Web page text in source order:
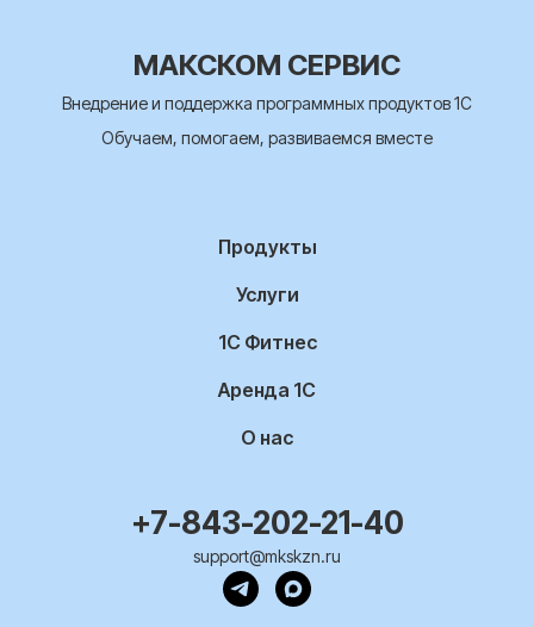
МАКСКОМ СЕРВИС
Внедрение и поддержка программных продуктов 1С
Обучаем, помогаем, развиваемся вместе
Продукты
Услуги
1С Фитнес
Аренда 1С
О нас
+7-843-202-21-40
support@mkskzn.ru